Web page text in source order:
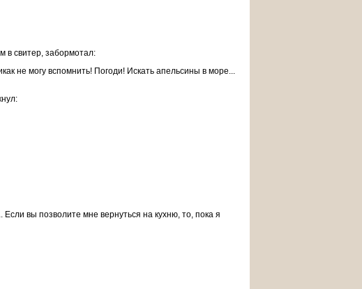
в свитер, забормотал:
не могу вспомнить! Погоди! Искать апельсины в море...
вы позволите мне вернуться на кухню, то, пока я